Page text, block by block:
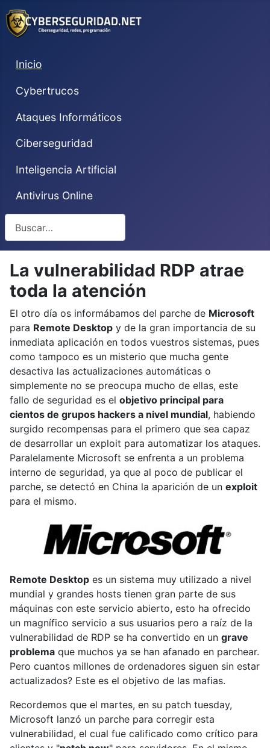
Inicio
Cybertrucos
Ataques Informáticos
Ciberseguridad
Inteligencia Artificial
Antivirus Online
La vulnerabilidad RDP atrae
toda la atención
El otro día os informábamos del parche de Microsoft
para Remote Desktop y de la gran importancia de su
inmediata aplicación en todos vuestros sistemas, pues
como tampoco es un misterio que mucha gente
desactiva las actualizaciones automáticas o
simplemente no se preocupa mucho de ellas, este
fallo de seguridad es el objetivo principal para
cientos de grupos hackers a nivel mundial, habiendo
surgido recompensas para el primero que sea capaz
de desarrollar un exploit para automatizar los ataques.
Paralelamente Microsoft se enfrenta a un problema
interno de seguridad, ya que al poco de publicar el
parche, se detectó en China la aparición de un exploit
para el mismo.
Remote Desktop es un sistema muy utilizado a nivel
mundial y grandes hosts tienen gran parte de sus
máquinas con este servicio abierto, esto ha ofrecido
un magnífico servicio a sus usuarios pero a raíz de la
vulnerabilidad de RDP se ha convertido en un grave
problema que muchos ya se han afanado en parchear.
Pero cuantos millones de ordenadores siguen sin estar
actualizados? Este es el objetivo de las mafias.
Recordemos que el martes, en su patch tuesday,
Microsoft lanzó un parche para corregir esta
vulnerabilidad, el cual fue calificado como crítico para